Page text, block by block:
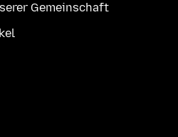
Gemeinschaft